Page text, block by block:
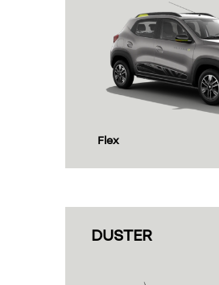
Flex
DUSTER